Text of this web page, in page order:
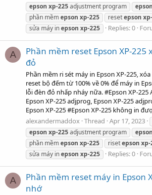
epson xp-225adjustment program epson
phần mềmepson xp-225 resetepson
sửa máy inepson xp-225 Replies: 0
A
Phần mềm reset Epson XP-225
đỏ
Phần mềm ri sét máy in Epson XP-225,
reset bộ đếm từ 100% về 0% để máy in
lỗi đèn đỏ nhấp nháy nữa. #Epson XP-
Epson XP-225 adjprog, Epson XP-225
Epson XP-225 #Epson XP-225 không in
alexandermaddox Thread Apr 17, 2023
epson xp-225adjustment program epson
phần mềmepson xp-225 risetepson xp-
sửa máy inepson xp-225 Replies: 0
A
Phần mềm reset máy in Epson
nhớ